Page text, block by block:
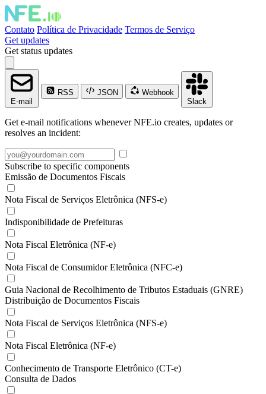
Contato Política de Privacidade Termos de Serviço
Get updates
Get status updates
E-mail
RSS JSON
Webhook
Slack
Get e-mail notifications whenever NFE.io creates, updates or
resolves an incident:
Subscribe to specific components
Emissão de Documentos Fiscais
Nota Fiscal de Serviços Eletrônica (NFS-e)
Indisponibilidade de Prefeituras
Nota Fiscal Eletrônica (NF-e)
Nota Fiscal de Consumidor Eletrônica (NFC-e)
Guia Nacional de Recolhimento de Tributos Estaduais (GNRE)
Distribuição de Documentos Fiscais
Nota Fiscal de Serviços Eletrônica (NFS-e)
Nota Fiscal Eletrônica (NF-e)
Conhecimento de Transporte Eletrônico (CT-e)
Consulta de Dados